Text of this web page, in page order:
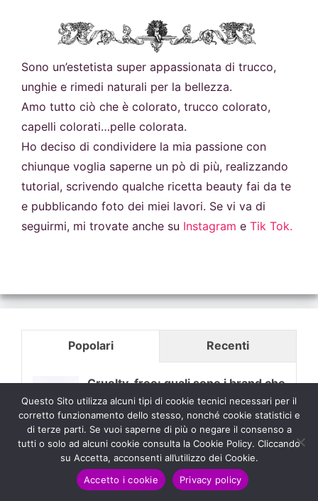
Sono un’estetista super appassionata di trucco,
unghie e rimedi naturali per la bellezza.
Amo tutto ciò che è colorato, trucco colorato,
capelli colorati…pelle colorata.
Ho deciso di condividere la mia passione con
chiunque voglia saperne un pò di più, realizzando
tutorial, scrivendo qualche ricetta beauty fai da te
e pubblicando foto dei miei lavori. Se vi va di
seguirmi, mi trovate anche su Instagram e Tik Tok.
Popolari Recenti
Cruelty-free: quali sono i brand che
rispettano gli animali e quali no |
Maggio 2023
Maggio 6, 2023
Capelli decolorati: come eliminare il
Questo Sito utilizza alcuni tipi di cookie tecnici necessari per il
corretto funzionamento dello stesso, nonché cookie statistici e
di terze parti. Se vuoi saperne di più o negare il consenso a
tutti o solo ad alcuni cookie consulta la Cookie Policy. Cliccando
su Accetta, acconsenti all’utilizzo dei Cookie.
Accetto i cookie
Privacy policy